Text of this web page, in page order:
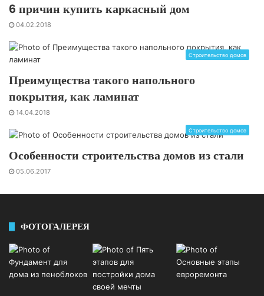
6 причин купить каркасный дом
04.02.2018
Строительство домов
Преимущества такого напольного
покрытия, как ламинат
14.04.2018
Строительство домов
Особенности строительства домов из стали
05.06.2017
ФОТОГАЛЕРЕЯ